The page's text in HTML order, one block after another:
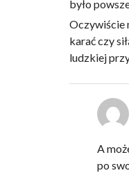
było
Oczywiście
karać czy
ludzkiej
A
po